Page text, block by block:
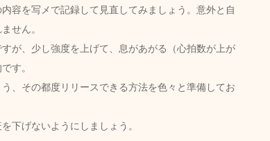
容を写メで記録して見直してみましょう。意外と自
せん。
が、少し強度を上げて、息があがる（心拍数が上が
す。
、 その都度リリースできる方法を色々と準備してお
下げないようにしましょう。